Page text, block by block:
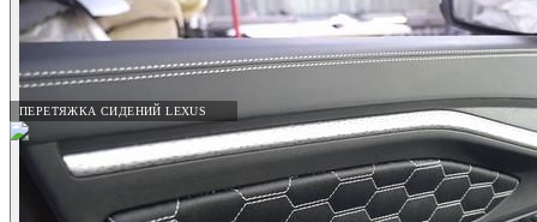
ПЕРЕТЯЖКА СИДЕНИЙ LEXUS